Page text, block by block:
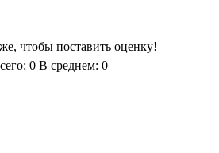
чтобы поставить оценку!
0В среднем: 0